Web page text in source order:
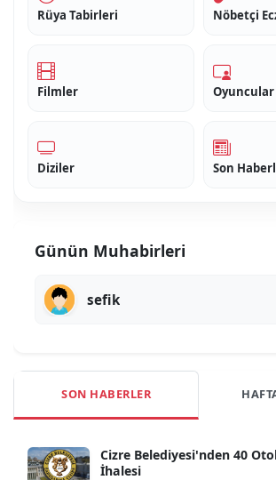
Rüya Tabirleri Nöbetçi
Filmler Oyuncular
Diziler Son
Günün Muhabirleri
sefik
SON HABERLER
Cizre Belediyesi'nden 40
İhalesi